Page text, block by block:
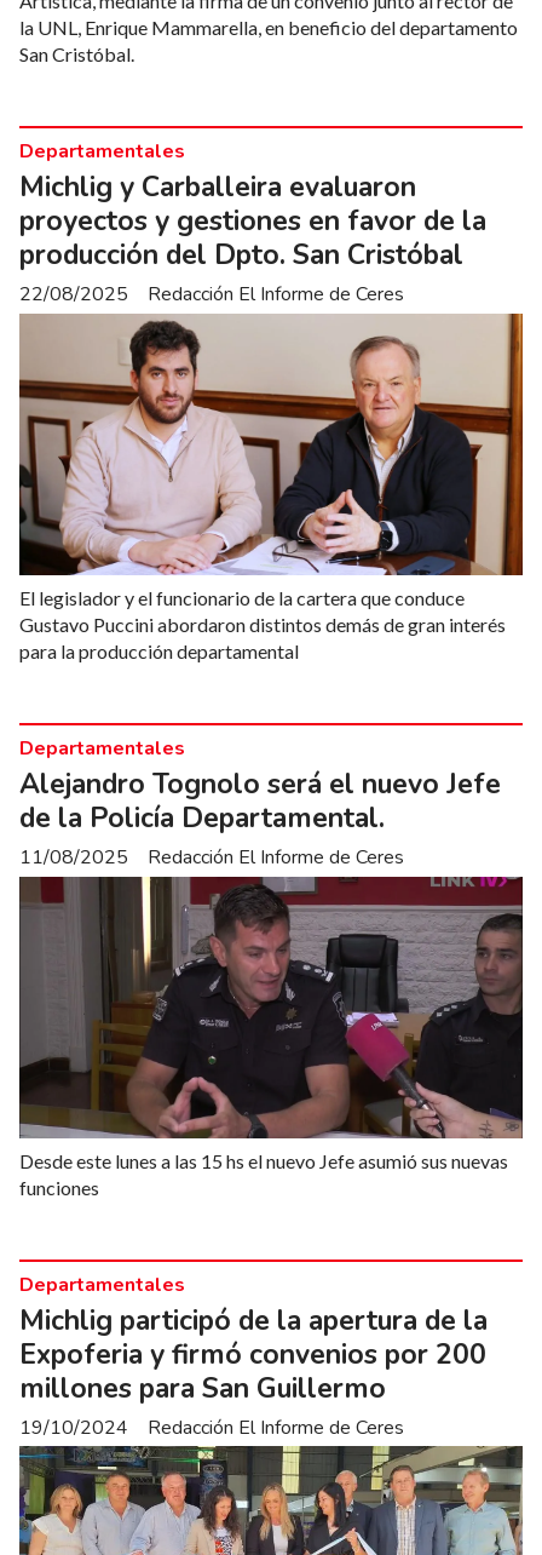
la UNL, Enrique Mammarella, en beneficio del departamento
San Cristóbal.
Michlig y Carballeira evaluaron
proyectos y gestiones en favor de la
producción del Dpto. San Cristóbal
Redacción El Informe de Ceres
Departamentales
22/08/2025
El legislador y el funcionario de la cartera que conduce
Gustavo Puccini abordaron distintos demás de gran interés
para la producción departamental
Alejandro Tognolo será el nuevo Jefe
de la Policía Departamental.
Redacción El Informe de Ceres
Departamentales
11/08/2025
Desde este lunes a las 15 hs el nuevo Jefe asumió sus nuevas
funciones
Michlig participó de la apertura de la
Expoferia y firmó convenios por 200
millones para San Guillermo
Redacción El Informe de Ceres
Departamentales
19/10/2024